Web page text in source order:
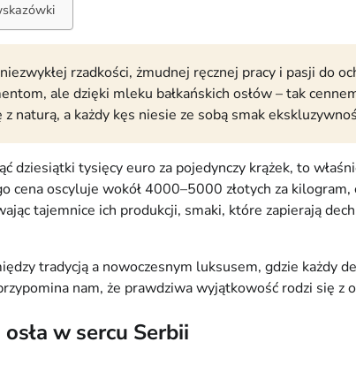
rzadkości, żmudnej ręcznej pracy i pasji do
ale dzięki mleku bałkańskich osłów – tak
naturą, a każdy kęs niesie ze sobą smak
dziesiątki tysięcy euro za pojedynczy krążek, to
cena oscyluje wokół 4000–5000 złotych za
tajemnice ich produkcji, smaki, które zapierają
tradycją a nowoczesnym luksusem, gdzie każdy
nam, że prawdziwa wyjątkowość rodzi się z
w sercu Serbii